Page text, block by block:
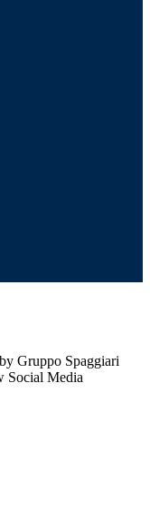
Gruppo Spaggiari
Social Media